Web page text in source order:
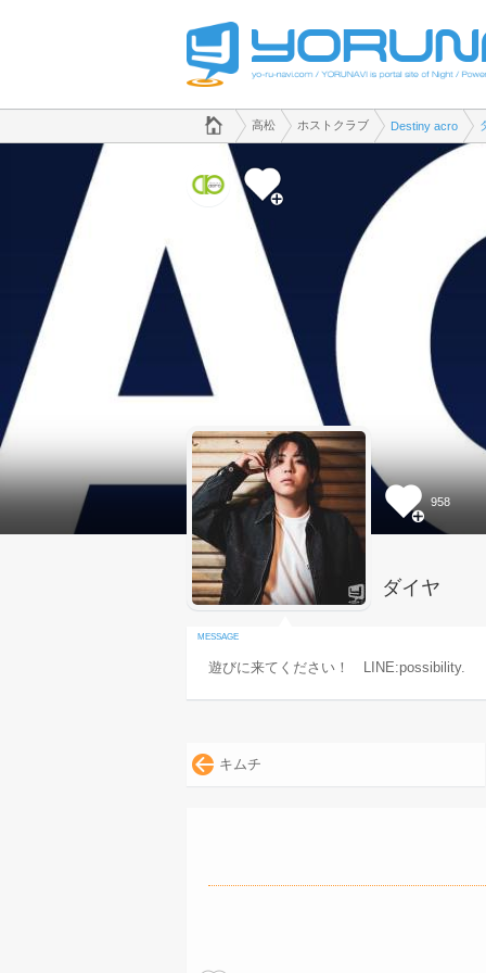
でホストクラブのことなら、ホストクラブ Destiny acro([kana])
香川県版
高松 ホストクラブ Destiny acro
958
ダイヤ
遊びに来てください！ LINE:possibility.
キムチ